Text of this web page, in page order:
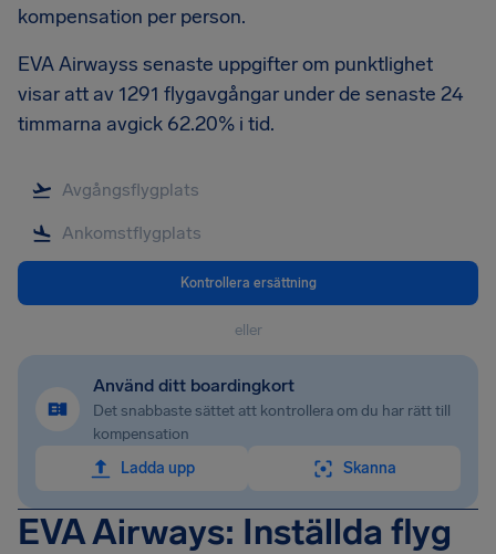
kompensation per person.
EVA Airwayss senaste uppgifter om punktlighet
visar att av 1291 flygavgångar under de senaste 24
timmarna avgick 62.20% i tid.
Kontrollera ersättning
eller
Använd ditt boardingkort
Det snabbaste sättet att kontrollera om du har rätt till
kompensation
Ladda upp
Skanna
EVA Airways: Inställda flyg